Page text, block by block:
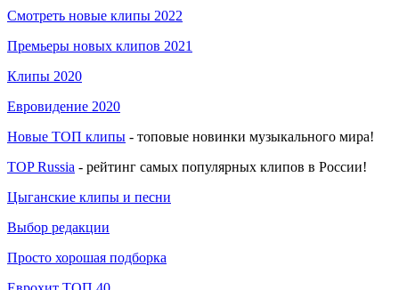
Смотреть новые клипы 2022
Премьеры новых клипов 2021
Клипы 2020
Евровидение 2020
Новые ТОП клипы - топовые новинки музыкального мира!
TOP Russia - рейтинг самых популярных клипов в России!
Цыганские клипы и песни
Выбор редакции
Просто хорошая подборка